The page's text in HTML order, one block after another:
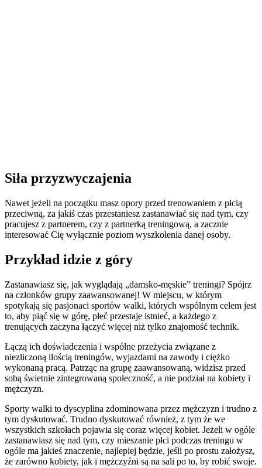
Siła przyzwyczajenia
Nawet jeżeli na początku masz opory przed trenowaniem z płcią
przeciwną, za jakiś czas przestaniesz zastanawiać się nad tym, czy
pracujesz z partnerem, czy z partnerką treningową, a zacznie
interesować Cię wyłącznie poziom wyszkolenia danej osoby.
Przykład idzie z góry
Zastanawiasz się, jak wyglądają „damsko-męskie” treningi? Spójrz
na członków grupy zaawansowanej! W miejscu, w którym
spotykają się pasjonaci sportów walki, których wspólnym celem jest
to, aby piąć się w górę, płeć przestaje istnieć, a każdego z
trenujących zaczyna łączyć więcej niż tylko znajomość technik.
Łączą ich doświadczenia i wspólne przeżycia związane z
niezliczoną ilością treningów, wyjazdami na zawody i ciężko
wykonaną pracą. Patrząc na grupę zaawansowaną, widzisz przed
sobą świetnie zintegrowaną społeczność, a nie podział na kobiety i
mężczyzn.
Sporty walki to dyscyplina zdominowana przez mężczyzn i trudno z
tym dyskutować. Trudno dyskutować również, z tym że we
wszystkich szkołach pojawia się coraz więcej kobiet. Jeżeli w ogóle
zastanawiasz się nad tym, czy mieszanie płci podczas treningu w
ogóle ma jakieś znaczenie, najlepiej będzie, jeśli po prostu założysz,
że zarówno kobiety, jak i mężczyźni są na sali po to, by robić swoje.